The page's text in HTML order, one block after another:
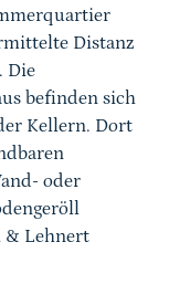
Distanz
Die
befinden sich
Kellern. Dort
oder
& Lehnert